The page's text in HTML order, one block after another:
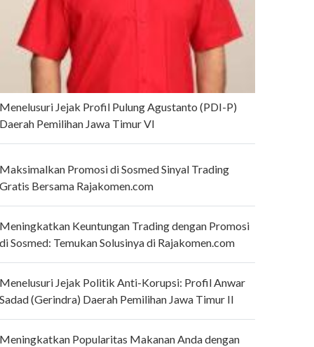
Jejak Profil Pulung Agustanto (PDI-P)
Pemilihan Jawa Timur VI
Promosi di Sosmed Sinyal Trading
Bersama Rajakomen.com
Keuntungan Trading dengan Promosi
Sosmed: Temukan Solusinya di Rajakomen.com
Jejak Politik Anti-Korupsi: Profil Anwar
(Gerindra) Daerah Pemilihan Jawa Timur II
Popularitas Makanan Anda dengan